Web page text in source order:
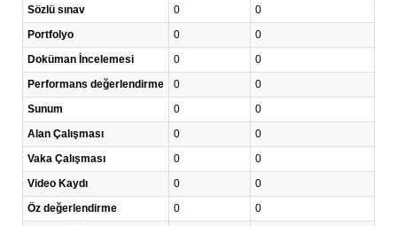
Sözlü sınav
0
0
Portfolyo
0
0
Doküman İncelemesi
0
0
Performans değerlendirme
0
0
Sunum
0
0
Alan Çalışması
0
0
Vaka Çalışması
0
0
Video Kaydı
0
0
Öz değerlendirme
0
0